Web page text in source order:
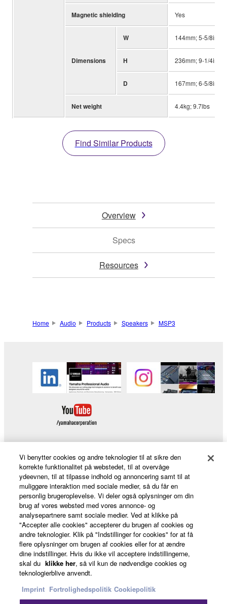
Magnetic shielding Yes
Dimensions
W 144mm; 5-5/8in
H 236mm; 9-1/4in
D 167mm; 6-5/8in
Net weight 4.4kg; 9.7lbs
Find Similar Products
Overview
Specs
Resources
Home Audio Products Speakers MSP3
Products & Solutions
News
About Yamaha
Danmark - English
Vi benytter cookies og andre teknologier til at sikre den
korrekte funktionalitet på webstedet, til at overvåge
ydeevnen, til at tilpasse indhold og annoncering samt til at
muliggøre interaktion med sociale medier, så du får en
personlig brugeroplevelse. Vi deler også oplysninger om din
brug af vores websted med vores annonce- og
analysepartnere samt sociale medier. Ved at klikke på
"Accepter alle cookies" accepterer du brugen af cookies og
andre teknologier. Klik på "Indstillinger for cookies" for at få
flere oplysninger om brugen af cookies eller for at ændre
dine indstillinger. Hvis du ikke vil acceptere indstillingerne,
skal du klikke her, så vil kun de nødvendige cookies og
teknologierblive anvendt.
Imprint Fortrolighedspolitik Cookiepolitik